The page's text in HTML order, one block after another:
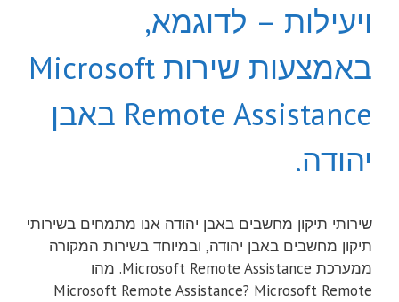
ויעילות – לדוגמא,
באמצעות שירות Microsoft
Remote Assistance באבן
יהודה.
שירותי תיקון מחשבים באבן יהודה אנו מתמחים בשירותי
תיקון מחשבים באבן יהודה, ובמיוחד בשירות המקורה
ממערכת Microsoft Remote Assistance. מהו
Microsoft Remote Assistance? Microsoft Remote